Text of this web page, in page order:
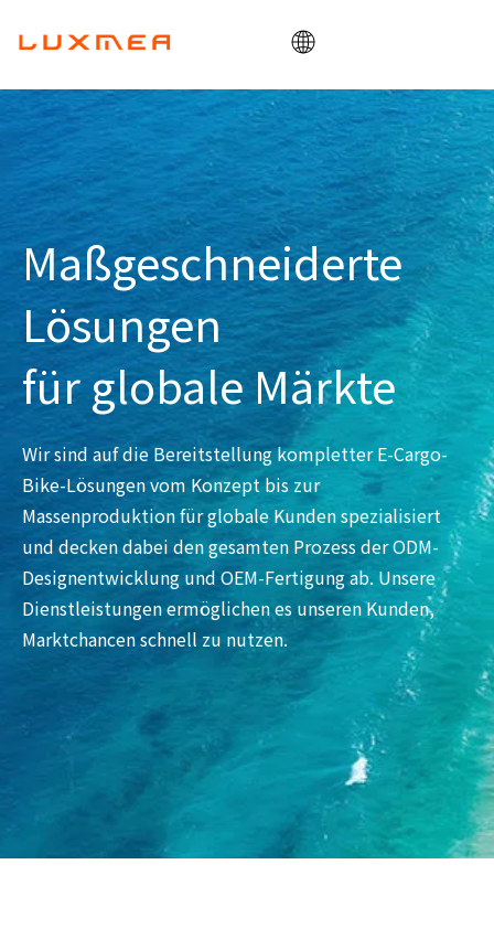
Heim
Unternehmen
Lastenrad
Dienstprogramm
ODM/OEM
Blog
Kontakt
Maßgeschneiderte
Lösungen
für globale Märkte
Wir sind auf die Bereitstellung kompletter E-Cargo-
Bike-Lösungen vom Konzept bis zur
Massenproduktion für globale Kunden spezialisiert
und decken dabei den gesamten Prozess der ODM-
Designentwicklung und OEM-Fertigung ab. Unsere
Dienstleistungen ermöglichen es unseren Kunden,
Marktchancen schnell zu nutzen.